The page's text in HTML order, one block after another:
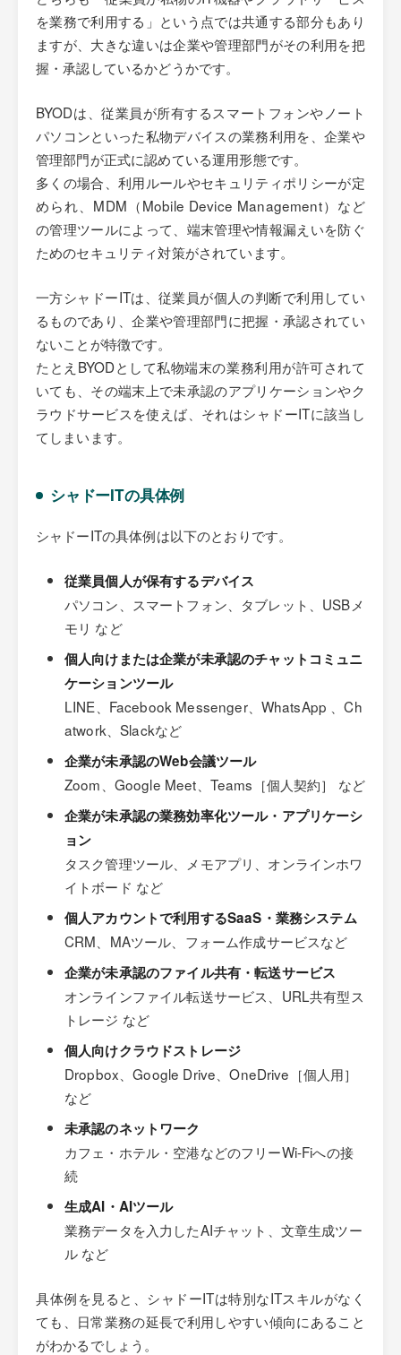
を業務で利用する」という点では共通する部分もあり
ますが、大きな違いは企業や管理部門がその利用を把
握・承認しているかどうかです。
BYODは、従業員が所有するスマートフォンやノート
パソコンといった私物デバイスの業務利用を、企業や
管理部門が正式に認めている運用形態です。
多くの場合、利用ルールやセキュリティポリシーが定
められ、MDM（Mobile Device Management）など
の管理ツールによって、端末管理や情報漏えいを防ぐ
ためのセキュリティ対策がされています。
一方シャドーITは、従業員が個人の判断で利用してい
るものであり、企業や管理部門に把握・承認されてい
ないことが特徴です。
たとえBYODとして私物端末の業務利用が許可されて
いても、その端末上で未承認のアプリケーションやク
ラウドサービスを使えば、それはシャドーITに該当し
てしまいます。
シャドーITの具体例
シャドーITの具体例は以下のとおりです。
従業員個人が保有するデバイス
パソコン、スマートフォン、タブレット、USBメ
モリ など
個人向けまたは企業が未承認のチャットコミュニ
ケーションツール
LINE、Facebook Messenger、WhatsApp 、Ch
atwork、Slackなど
企業が未承認のWeb会議ツール
Zoom、Google Meet、Teams［個人契約］ など
企業が未承認の業務効率化ツール・アプリケーシ
ョン
タスク管理ツール、メモアプリ、オンラインホワ
イトボード など
個人アカウントで利用するSaaS・業務システム
CRM、MAツール、フォーム作成サービスなど
企業が未承認のファイル共有・転送サービス
オンラインファイル転送サービス、URL共有型ス
トレージ など
個人向けクラウドストレージ
Dropbox、Google Drive、OneDrive［個人用］
など
未承認のネットワーク
カフェ・ホテル・空港などのフリーWi-Fiへの接
続
生成AI・AIツール
業務データを入力したAIチャット、文章生成ツー
ル など
具体例を見ると、シャドーITは特別なITスキルがなく
ても、日常業務の延長で利用しやすい傾向にあること
がわかるでしょう。